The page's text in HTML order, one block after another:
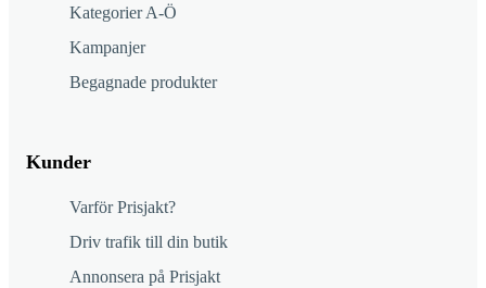
Kategorier A-Ö
Kampanjer
Begagnade produkter
Kunder
Varför Prisjakt?
Driv trafik till din butik
Annonsera på Prisjakt